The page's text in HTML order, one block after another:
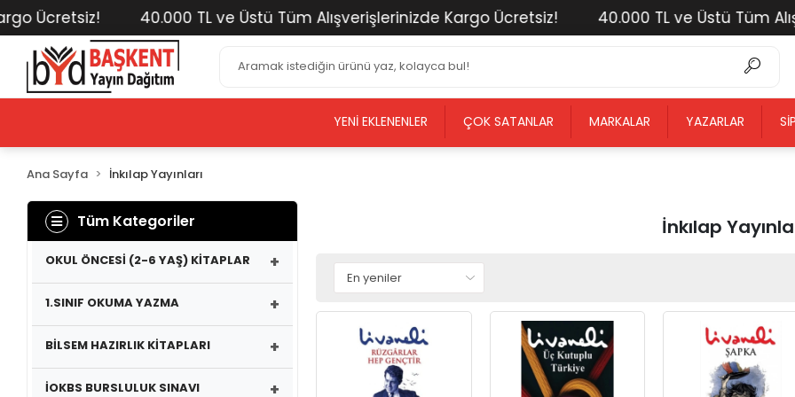
40.000 TL ve Üstü Tüm Alışverişlerinizde Kargo Ücretsiz! 40.000 TL ve Üstü Tüm
YENI EKLENENLER ÇOK SATANLAR MARKALAR YAZARLAR
Ana Sayfa İnkılap Yayınları
Tüm Kategoriler
OKUL ÖNCESİ (2-6 YAŞ) KİTAPLAR +
1.SINIF OKUMA YAZMA +
BİLSEM HAZIRLIK KİTAPLARI +
İOKBS BURSLULUK SINAVI +
İnkılap